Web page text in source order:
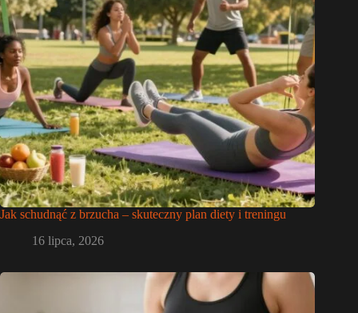
Jak schudnąć z brzucha – skuteczny plan diety i treningu
16 lipca, 2026